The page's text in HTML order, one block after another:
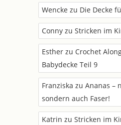
Wencke zu Die Decke
Conny zu Stricken im
Esther zu Crochet
Babydecke Teil 9
Franziska zu Ananas –
sondern auch Faser!
Katrin zu Stricken im